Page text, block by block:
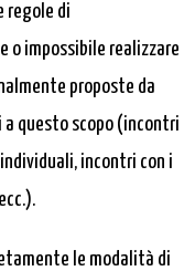
regole di
o impossibile realizzare
proposte da
questo scopo (incontri
incontri con i
le modalità di